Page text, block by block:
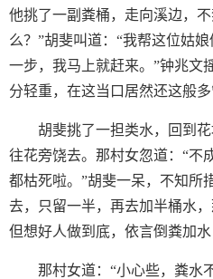
他挑了一副粪桶，走向溪边，
么？”胡斐叫道：“我帮这位姑
一步，我马上就赶来。”钟兆文
分轻重，在这当口居然还这般
胡斐挑了一担类水，回到
往花旁饶去。那村女忽道：“不
都枯死啦。”胡斐一呆，不知所
去，只留一半，再去加半桶水，
但想好人做到底，依言倒粪加水
那村女道：“小心些，粪水